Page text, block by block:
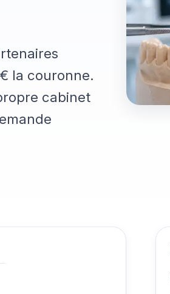
la couronne.
cabinet